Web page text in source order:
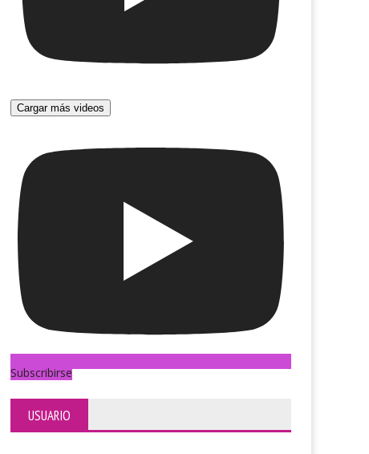
Cargar más videos
Subscribirse
USUARIO